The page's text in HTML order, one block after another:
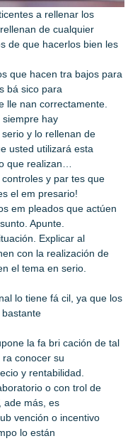
a rellenar los
de cualquier
de que hacerlos bien les
que hacen tra bajos para
bá sico para
lle nan correctamente.
siempre hay
y lo rellenan de
usted utilizará esta
que realizan…
y par tes que
el em presario!
em pleados que actúen
Apunte.
Explicar al
con la realización de
el tema en serio.
lo tiene fá cil, ya que los
la fa bri cación de tal
conocer su
y rentabilidad.
o con trol de
ade más, es
vención o incentivo
lo están